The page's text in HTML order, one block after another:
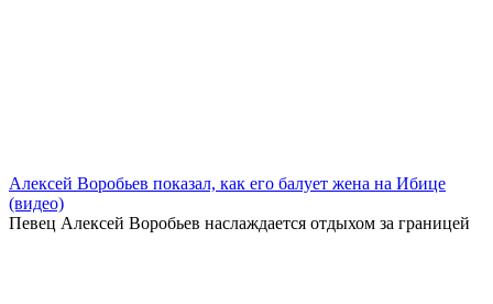
Алексей Воробьев показал, как его балует жена на Ибице
(видео)
Певец Алексей Воробьев наслаждается отдыхом за границей